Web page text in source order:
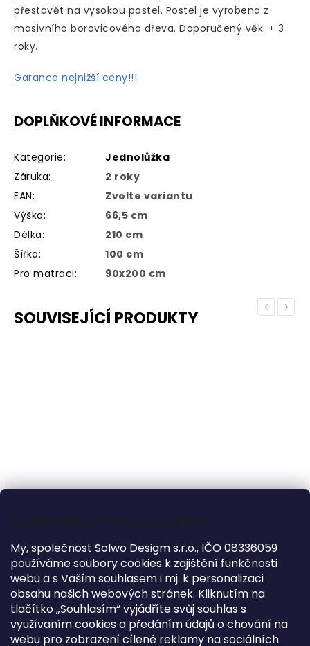
Nastavení ochrany soukromí
My, společnost Solwo Desigm s.r.o., IČO 08336059
používáme soubory cookies k zajištění funkčnosti
webu a s Vaším souhlasem i mj. k personalizaci
obsahu našich webových stránek. Kliknutím na
tlačítko „Souhlasím“ vyjádříte svůj souhlas s
využívaním cookies a předáním údajů o chování na
webu pro zobrazení cílené reklamy na sociálních
přestavět na vysokou postel. Postel je vyrobena z
masivního borovicového dřeva. Doporučený věk: + 3
roky.
Garance nejnižší ceny!!!
DOPLŇKOVÉ INFORMACE
Kategorie:
Jednolůžka
Záruka:
2 roky
EAN:
Zvolte variantu
Výška:
66,5 cm
Délka:
210 cm
Šířka:
100 cm
Pro matraci: 90x200 cm
SOUVISEJÍCÍ PRODUKTY Previous
Zábrana středová Flexa Classic
5-6 TÝDNŮ
2 320 Kč
Next